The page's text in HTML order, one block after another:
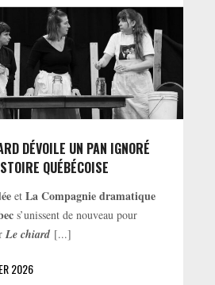
DÉVOILE UN PAN IGNORÉ
QUÉBÉCOISE
etLa Compagnie dramatique
s’unissent de nouveau pour
Le chiard [...]
2026